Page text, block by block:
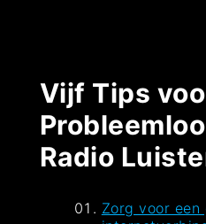
Vijf Tips
Radio
Zorg voor een